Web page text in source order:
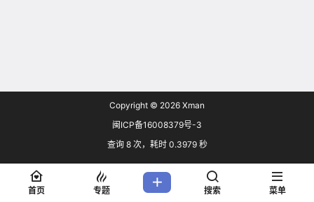
Copyright © 2026 Xman
闽ICP备16008379号-3
查询 8 次，耗时 0.3979 秒
首页 专题 搜索 菜单